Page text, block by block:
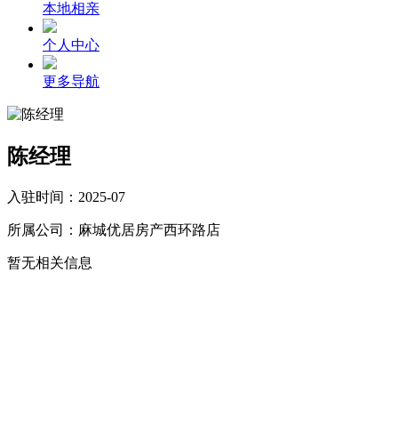
本地相亲
个人中心
更多导航
陈经理
入驻时间：2025-07
所属公司：麻城优居房产西环路店
暂无相关信息